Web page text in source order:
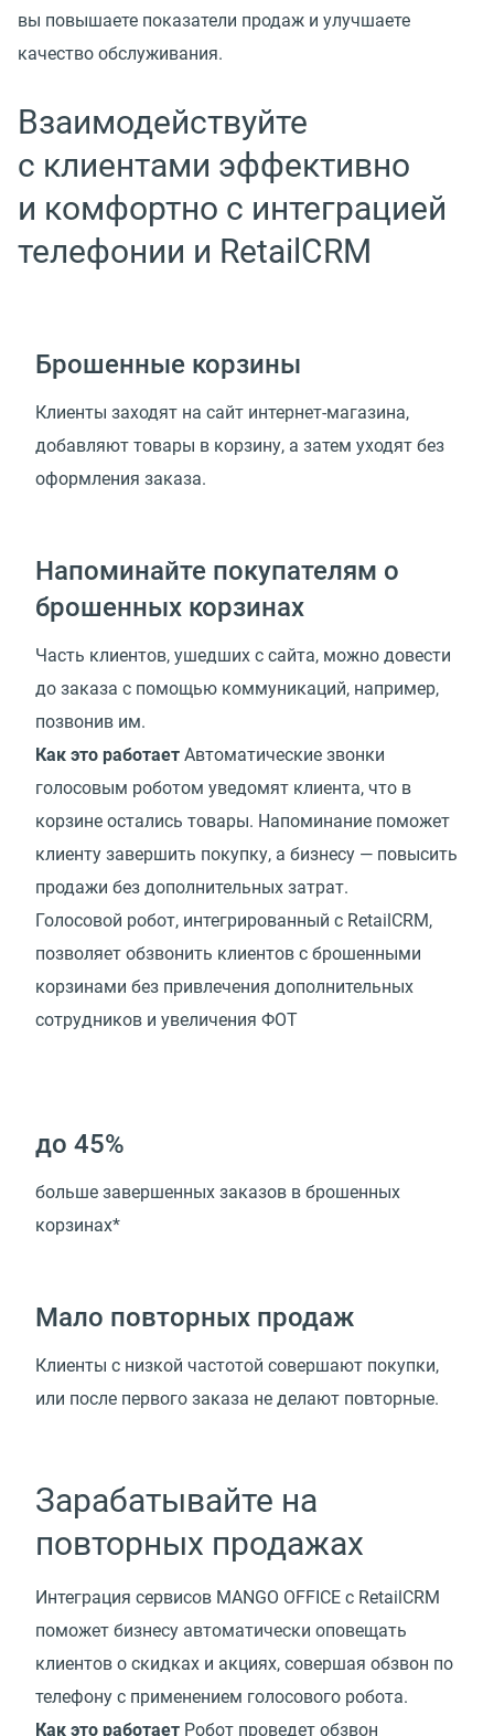
вы повышаете показатели продаж и улучшаете
качество обслуживания.
Взаимодействуйте
с клиентами эффективно
и комфортно с интеграцией
телефонии и RetailCRM
Брошенные корзины
Клиенты заходят на сайт интернет-магазина,
добавляют товары в корзину, а затем уходят без
оформления заказа.
Напоминайте покупателям о
брошенных корзинах
Часть клиентов, ушедших с сайта, можно довести
до заказа с помощью коммуникаций, например,
позвонив им.
Как это работает Автоматические звонки
голосовым роботом уведомят клиента, что в
корзине остались товары. Напоминание поможет
клиенту завершить покупку, а бизнесу — повысить
продажи без дополнительных затрат.
Голосовой робот, интегрированный с RetailCRM,
позволяет обзвонить клиентов с брошенными
корзинами без привлечения дополнительных
сотрудников и увеличения ФОТ
до 45%
больше завершенных заказов в брошенных
корзинах*
Мало повторных продаж
Клиенты с низкой частотой совершают покупки,
или после первого заказа не делают повторные.
Зарабатывайте на
повторных продажах
Интеграция сервисов MANGO OFFICE с RetailCRM
поможет бизнесу автоматически оповещать
клиентов о скидках и акциях, совершая обзвон по
телефону с применением голосового робота.
Как это работает Робот проведет обзвон